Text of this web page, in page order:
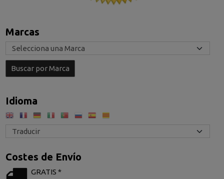
Marcas
Idioma
Costes de Envío
GRATIS *